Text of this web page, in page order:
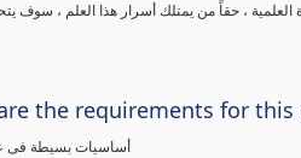
the requirements for this
أساسيات بسيطة فى